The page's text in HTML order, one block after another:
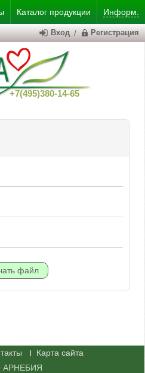
Каталог продукции Информ.
+7(495)380-14-65
Вход / Регистрация
Карта сайта